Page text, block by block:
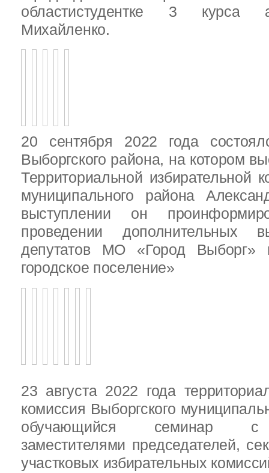
областистудентке 3 курса
Михайленко.
20 сентября 2022 года
Выборгского района, на котором
Территориальной избирательной
муниципального района
выступлении он
проведении дополнительных
депутатов МО «Город
городское поселение»
23 августа 2022 года
комиссия Выборгского
обучающийся семинар с
заместителями председателей,
участковых избирательных